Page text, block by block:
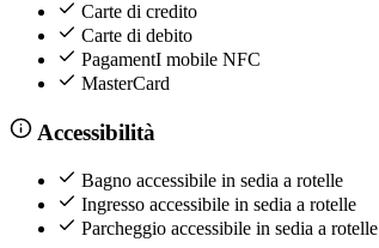
Carte di credito
Carte di debito
PagamentI mobile NFC
MasterCard
Accessibilità
Bagno accessibile in sedia a rotelle
Ingresso accessibile in sedia a rotelle
Parcheggio accessibile in sedia a rotelle